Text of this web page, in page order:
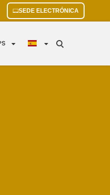
SEDE ELECTRÓNICA